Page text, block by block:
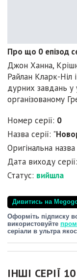
Про що 0 епізод
Джон Ханна,
Райлан Кларк-Ніл
дурних завдань у
організованому
Номер серії: 0
Назва серії: "
Оригінальна назва
Дата виходу серії:
Статус: вийшла
Дивитись на
Оформіть підписку
використовуйте
серіали в ультра
ІНШІ СЕРІЇ